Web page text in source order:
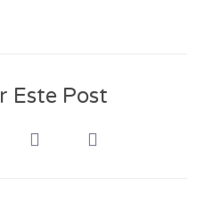
Este Post